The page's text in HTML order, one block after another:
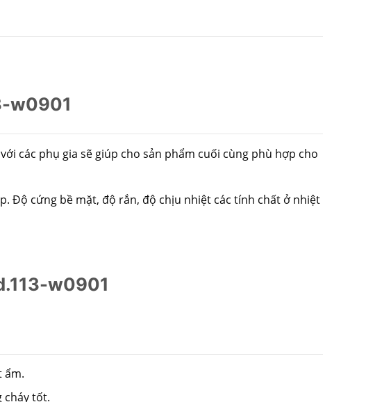
w0901
các phụ gia sẽ giúp cho sản phẩm cuối cùng phù hợp cho
Độ cứng bề mặt, độ rắn, độ chịu nhiệt các tính chất ở nhiệt
w0901
ẩm.
cháy tốt.